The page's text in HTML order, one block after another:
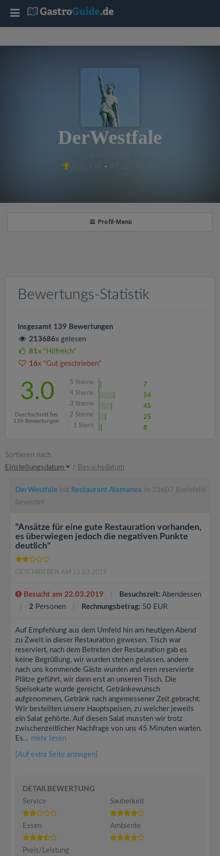
DerWestfale
Platz #94 • 47,122 Punkte
Profil-Menü
Bewertungs-Statistik
Insgesamt 139 Bewertungen
213686x gelesen
81x "Hilfreich"
16x "Gut geschrieben"
3.0
Durchschnitt bei
139 Bewertungen
5 Sterne
7
4 Sterne
54
3 Sterne
45
2 Sterne
25
1 Stern 8
Sortieren nach
Einstellungsdatum
/ Besuchsdatum
DerWestfale hat Restaurant Alamanos in 33607 Bielefeld
bewertet
"Ansätze für eine gute Restauration vorhanden,
es überwiegen jedoch die negativen Punkte
deutlich"
GESCHRIEBEN AM 22.03.2019
Besucht am 22.03.2019 Besuchszeit: Abendessen
2 Personen Rechnungsbetrag: 50 EUR
Auf Empfehlung aus dem Umfeld hin am heutigen Abend
zu Zweit in dieser Restauration gewesen. Tisch war
reserviert, nach dem Betreten der Restauration gab es
keine Begrüßung, wir wurden stehen gelassen, andere
nach uns kommende Gäste wurden and eren reservierte
Plätze geführt, wir dann erst an unseren Tisch. Die
Speisekarte wurde gereicht, Getränkewunsch
aufgenommen, Getränk nach angemessener Zeit gebracht.
Wir bestellten unsere Hauptspeisen, zu welcher jeweils
ein Salat gehörte. Auf diesen Salat mussten wir trotz
zwischenzeitlicher Nachfrage von uns 45 Minuten warten.
Es... mehr lesen
[Auf extra Seite anzeigen]
DETAILBEWERTUNG
Service
Sauberkeit
Essen Ambiente
Preis/Leistung
T
a
t
i